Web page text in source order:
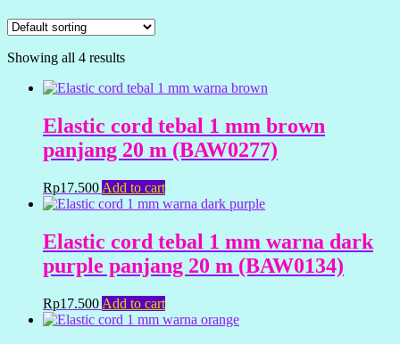
Showing all 4 results
Elastic cord tebal 1 mm brown
panjang 20 m (BAW0277)
Rp17.500 Add to cart
Elastic cord tebal 1 mm warna dark
purple panjang 20 m (BAW0134)
Rp17.500 Add to cart